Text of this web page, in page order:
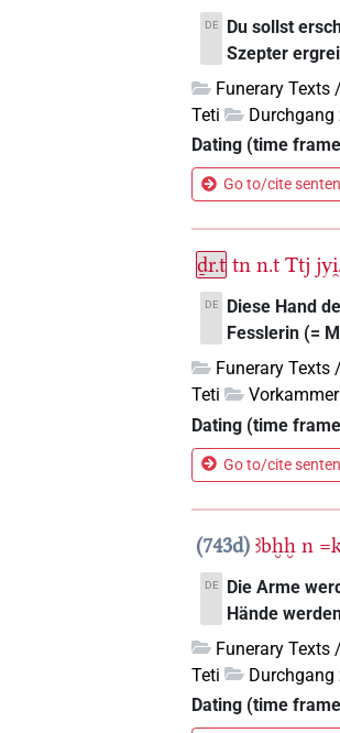
DE
Du sollst
Szepter
Funerary Texts
Teti
Durchgang
Dating (time
Go to/cite
ḏr.t tn n.t Ttj
DE
Diese Hand
Fesslerin (=
Funerary Texts
Teti
Vorkammer
Dating (time
Go to/cite
743d ꜣbḫḫ n
DE
Die Arme
Hände
Funerary Texts
Teti
Durchgang
Dating (time